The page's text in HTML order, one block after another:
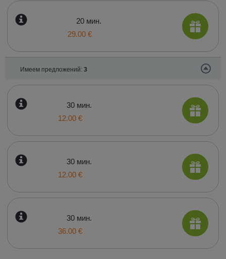
20 мин.
29.00 €
Имеем предложений: 3
30 мин.
12.00 €
30 мин.
12.00 €
30 мин.
36.00 €